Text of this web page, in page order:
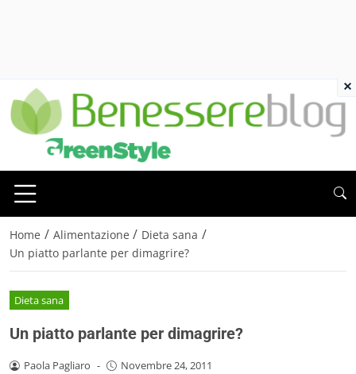
Home / Alimentazione / Dieta sana /
Un piatto parlante per dimagrire?
Dieta sana
Un piatto parlante per dimagrire?
Paola Pagliaro - Novembre 24, 2011
×